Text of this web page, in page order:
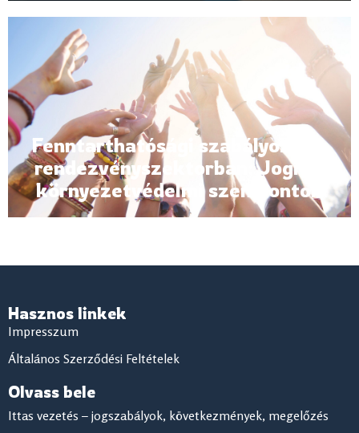
Fenntarthatósági szabályozás a
rendezvényszektorban: Jogi és
környezetvédelmi szempontok
Hasznos linkek
Impresszum
Általános Szerződési Feltételek
Olvass bele
Ittas vezetés – jogszabályok, következmények, megelőzés